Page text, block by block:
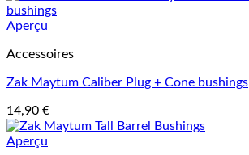
Aperçu
Accessoires
Zak Maytum Caliber Plug + Cone bushings
14,90 €
Aperçu